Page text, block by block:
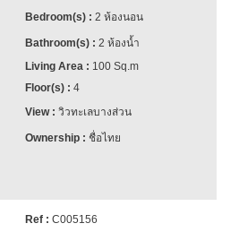
2 ห้องนอน
2 ห้องน้ำ
100 Sq.m
4
วิวทะเลบางส่วน
ชื่อไทย
C005156